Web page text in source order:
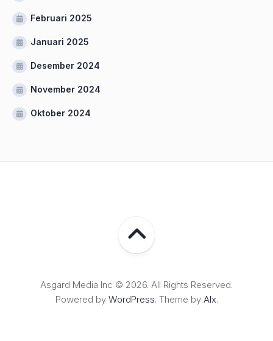
Februari 2025
Januari 2025
Desember 2024
November 2024
Oktober 2024
Asgard Media Inc © 2026. All Rights Reserved.
Powered by WordPress. Theme by Alx.